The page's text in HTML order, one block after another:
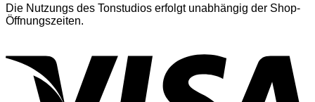
Die Nutzungs des Tonstudios erfolgt unabhängig der Shop-
Öffnungszeiten.